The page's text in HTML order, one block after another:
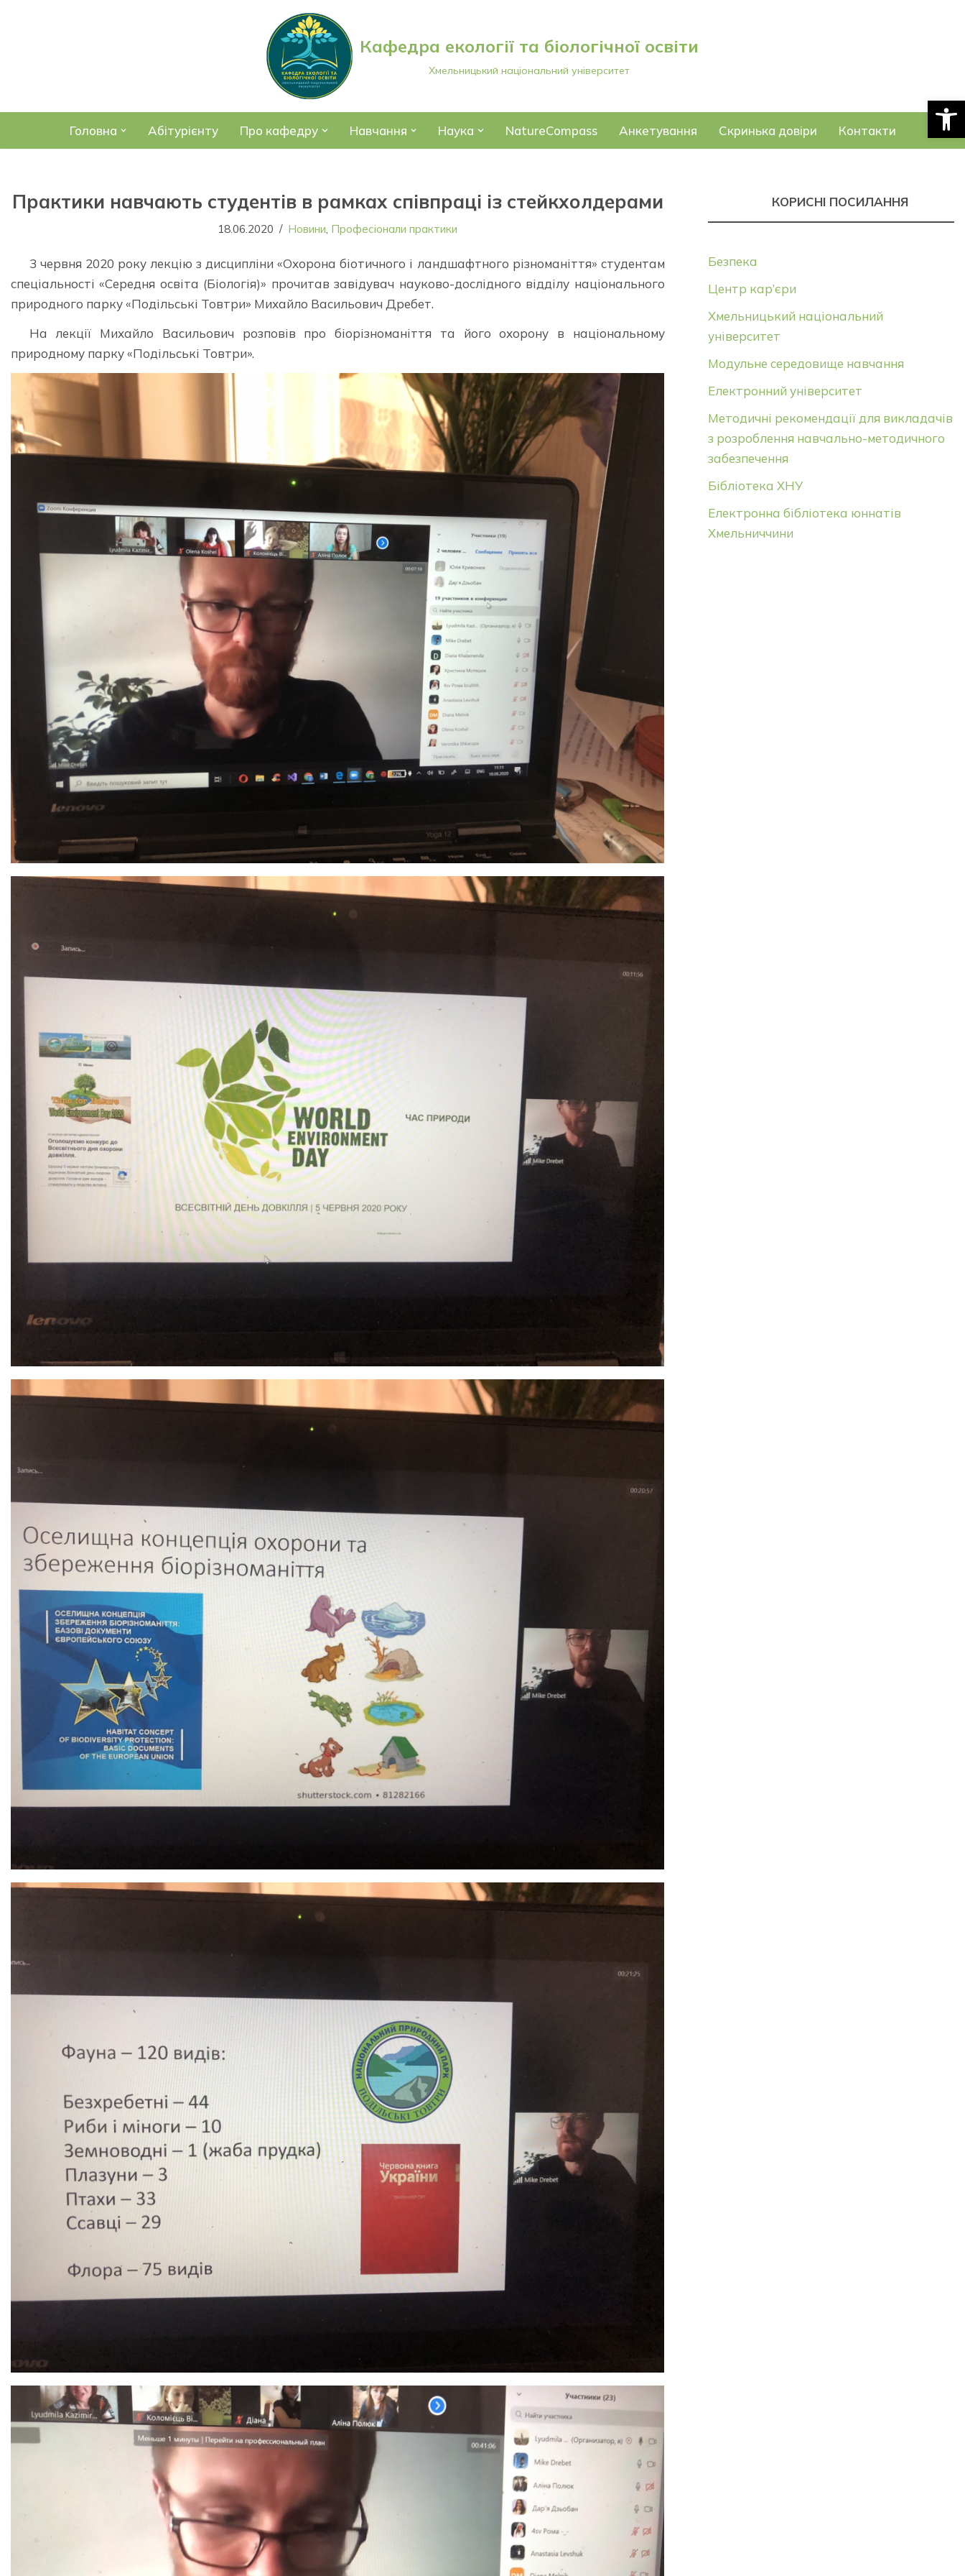
Кафедра екології та біологічної освіти
Хмельницький національний університет
Головна Абітурієнту Про кафедру Навчання Наука NatureCompass Анкетування Скринька довіри Контакти
Практики навчають студентів в рамках співпраці із стейкхолдерами
18.06.2020 Новини, Професіонали практики
3 червня 2020 року лекцію з дисципліни «Охорона біотичного і ландшафтного різноманіття» студентам
спеціальності «Середня освіта (Біологія)» прочитав завідувач науково-дослідного відділу національного
природного парку «Подільські Товтри» Михайло Васильович Дребет.
На лекції Михайло Васильович розповів про біорізноманіття та його охорону в національному
природному парку «Подільські Товтри».
КОРИСНІ ПОСИЛАННЯ
Безпека
Центр кар’єри
Хмельницький національний
університет
Модульне середовище навчання
Електронний університет
Методичні рекомендації для викладачів
з розроблення навчально-методичного
забезпечення
Бібліотека ХНУ
Електронна бібліотека юннатів
Хмельниччини